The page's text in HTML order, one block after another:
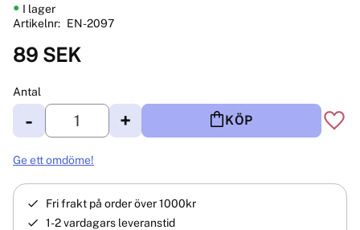
89 SEK
Antal
+
- KÖP
I lager
Artikelnr
EN-2097
Ge ett omdöme!
Fri frakt på order över 1000kr
1-2 vardagars leveranstid